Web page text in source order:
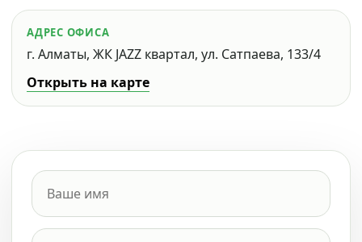
АДРЕС ОФИСА
г. Алматы, ЖК JAZZ квартал, ул. Сатпаева, 133/4
Открыть на карте